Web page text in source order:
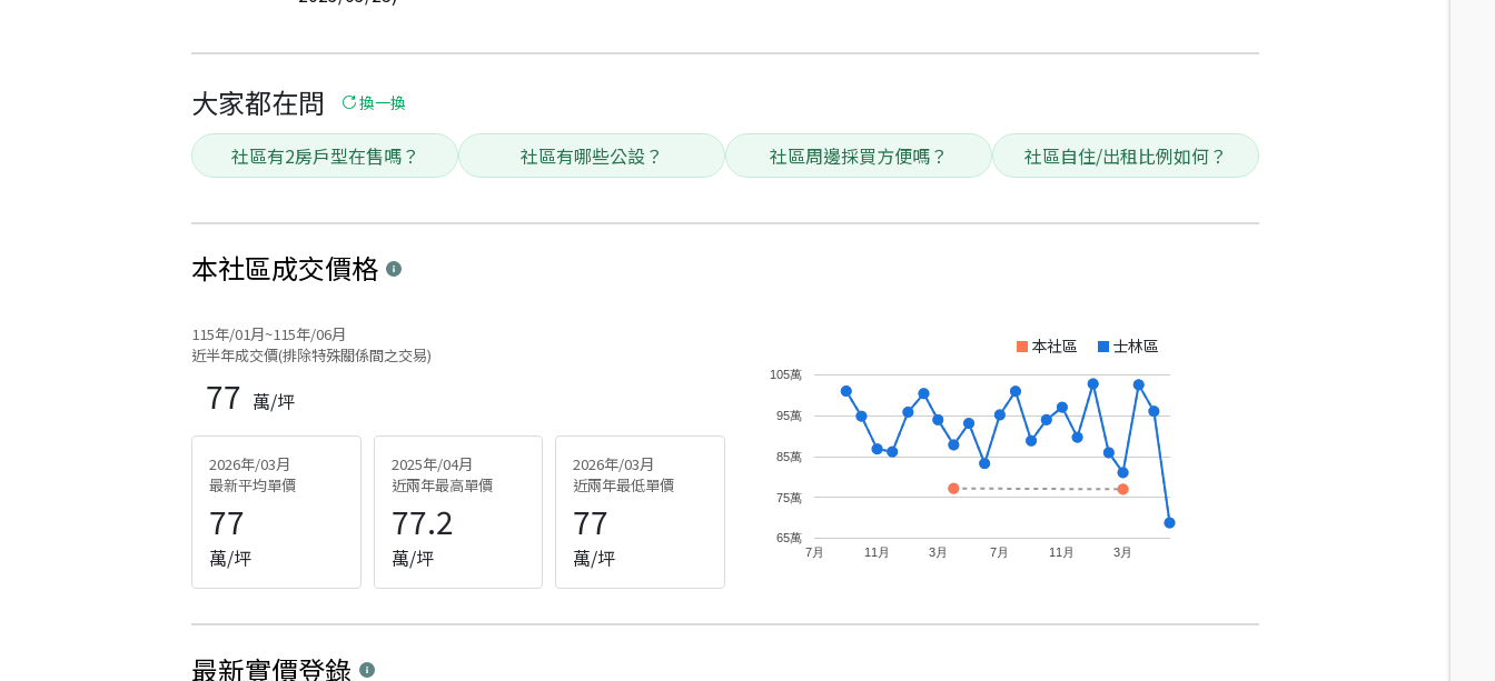
大家都在問 換一換
社區有2房戶型在售嗎？ 社區有哪些公設？ 社區周邊採買方便嗎？ 社區自住/出租比例如何？
本社區成交價格
115年/01月~115年/06月
近半年成交價(排除特殊關係間之交易)
77 萬/坪
2026年/03月
最新平均單價
77
萬/坪
2025年/04月
近兩年最高單價
77.2
萬/坪
2026年/03月
近兩年最低單價
77
萬/坪
本社區 士林區
7月 11月 3月 7月 11月 3月
65萬
75萬
85萬
95萬
105萬
最新實價登錄